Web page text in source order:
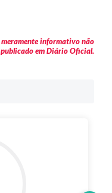
informativo não
em Diário Oficial.